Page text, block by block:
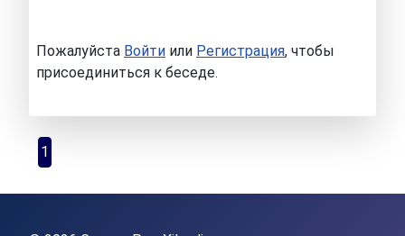
Пожалуйста Войти или Регистрация, чтобы
присоединиться к беседе.
1